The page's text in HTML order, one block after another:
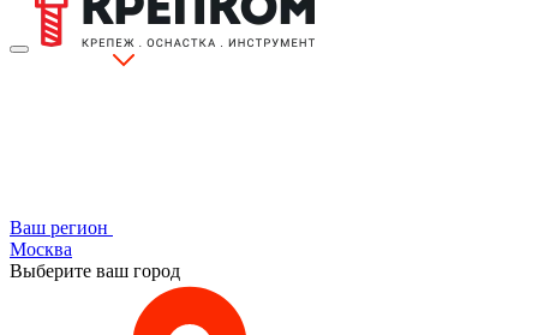
Ваш регион
Москва
Выберите ваш город